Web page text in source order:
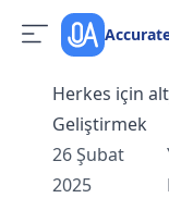
Herkes için
Geliştirmek
26 Şubat
2025